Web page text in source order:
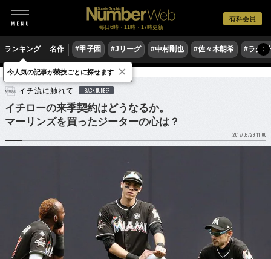
有料会員
毎日6時・11時・17時更新
ランキング 名作 #甲子園 #Jリーグ #中村剛也 #佐々木朗希 #ラグ〉
野球 MLB
イチ流に触れて BACK NUMBER
イチローの来季契約はどうなるか。
マーリンズを買ったジーターの心は？
2017/09/29 11:00
今人気の記事が競技ごとに探せます ×